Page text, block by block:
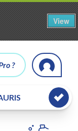
View
?